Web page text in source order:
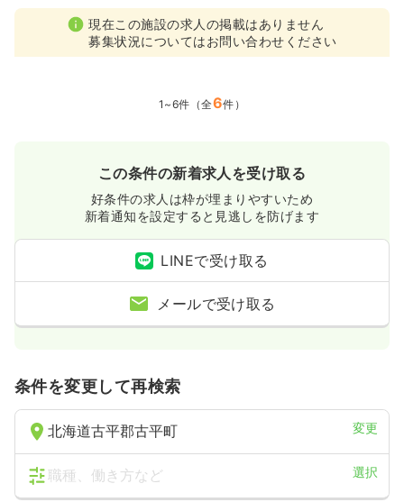
現在この施設の求人の掲載はありません
募集状況についてはお問い合わせください
1~6件（全6件）
この条件の新着求人を受け取る
好条件の求人は枠が埋まりやすいため
新着通知を設定すると見逃しを防げます
LINEで受け取る
メールで受け取る
条件を変更して再検索
北海道古平郡古平町 変更
職種、働き方など 選択